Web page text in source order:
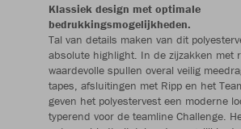
Klassiek design met optimale
bedrukkingsmogelijkheden.
Tal van details maken van dit
absolute highlight. In de zijzakken met
waardevolle spullen overal veilig
tapes, afsluitingen met Ripp en het
geven het polyestervest een moderne
typerend voor de teamline Challenge.